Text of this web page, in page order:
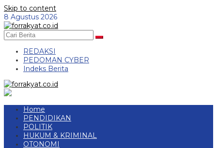
Skip to content
8 Agustus 2026
REDAKSI
PEDOMAN CYBER
Indeks Berita
Home
PENDIDIKAN
POLITIK
HUKUM & KRIMINAL
OTONOMI